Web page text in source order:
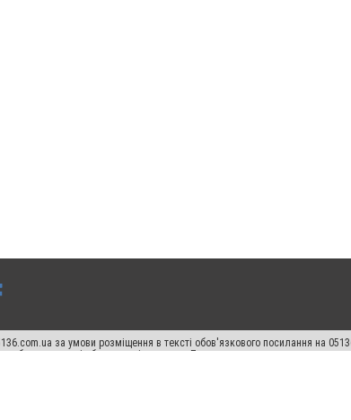
за умови розміщення в тексті обов'язкового посилання на
абзацу в тексті або в якості джерела. Порушення виняткових прав